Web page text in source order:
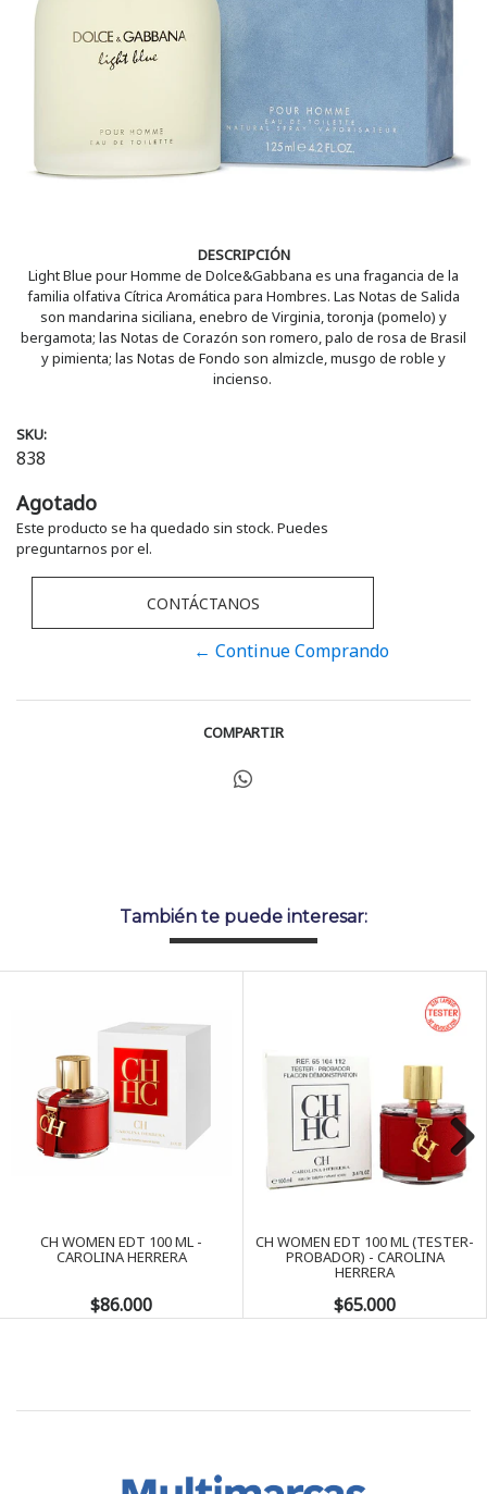
DESCRIPCIÓN
Light Blue pour Homme de Dolce&Gabbana es una fragancia de la
familia olfativa Cítrica Aromática para Hombres. Las Notas de Salida
son mandarina siciliana, enebro de Virginia, toronja (pomelo) y
bergamota; las Notas de Corazón son romero, palo de rosa de Brasil
y pimienta; las Notas de Fondo son almizcle, musgo de roble y
incienso.
SKU:
838
Agotado
Este producto se ha quedado sin stock. Puedes
preguntarnos por el.
CONTÁCTANOS
← Continue Comprando
COMPARTIR
También te puede interesar:
CH WOMEN EDT 100 ML -
CAROLINA HERRERA
$86.000
CH WOMEN EDT 100 ML (TESTER-
PROBADOR) - CAROLINA
HERRERA
$65.000
Next